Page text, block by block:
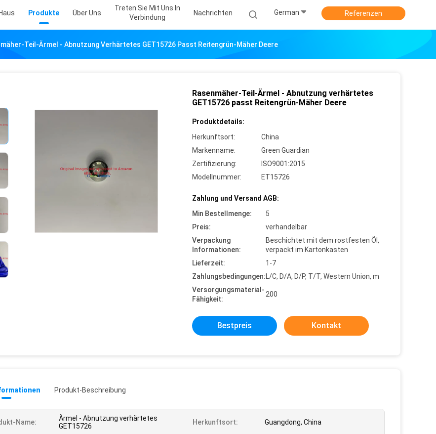
Haus Produkte Über Uns
Treten Sie Mit Uns In
Verbindung
Nachrichten German Referenzen
Teil-Ärmel - Abnutzung Verhärtetes GET15726 Passt Reitengrün-Mäher Deere
Rasenmäher-Teil-Ärmel - Abnutzung verhärtetes
GET15726 passt Reitengrün-Mäher Deere
Produktdetails:
Herkunftsort:
China
Markenname:
Green Guardian
Zertifizierung:
ISO9001:2015
Modellnummer:
ET15726
Zahlung und Versand AGB:
Min Bestellmenge:
5
Preis:
verhandelbar
Verpackung
Informationen:
Beschichtet mit dem rostfesten Öl,
verpackt im Kartonkasten
Lieferzeit:
1-7
Zahlungsbedingungen:L/C, D/A, D/P, T/T, Western Union, m
Versorgungsmaterial-
Fähigkeit:
200
Bestpreis Kontakt
Produkt-Beschreibung
Name:
Ärmel - Abnutzung verhärtetes
GET15726
Herkunftsort: Guangdong, China